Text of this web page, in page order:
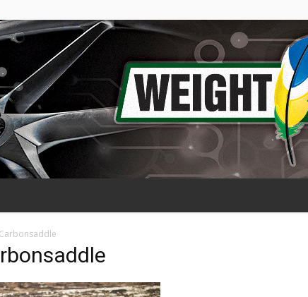
Carbonsaddle